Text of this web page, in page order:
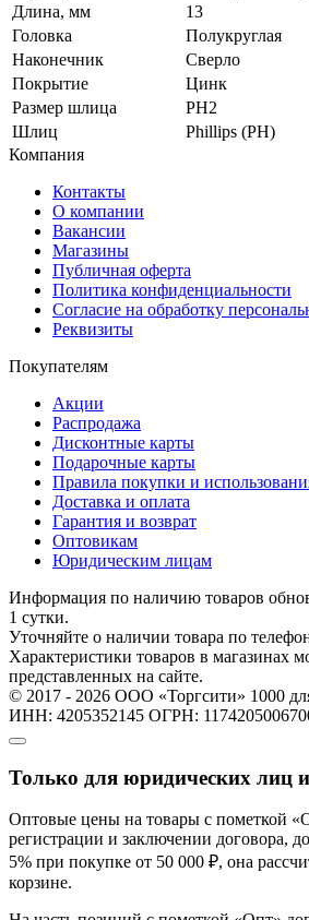
Длина, мм
13
Головка
Полукруглая
Наконечник
Сверло
Покрытие
Цинк
Размер шлица
PH2
Шлиц
Phillips (PH)
Компания
Контакты
О компании
Вакансии
Магазины
Публичная оферта
Политика конфиденциальности
Согласие на обработку
Реквизиты
Покупателям
Акции
Распродажа
Дисконтные карты
Подарочные карты
Правила покупки и
Доставка и оплата
Гарантия и возврат
Оптовикам
Юридическим лицам
Информация по наличию товаров
1 сутки.
Уточняйте о наличии товара по
Характеристики товаров в магазинах
представленных на сайте.
© 2017 - 2026 ООО «Торгсити» 1000
ИНН: 4205352145 ОГРН:
Только для юридических лиц
Оптовые цены на товары с пометкой
регистрации и заключении договора,
5% при покупке от 50 000 ₽, она
корзине.